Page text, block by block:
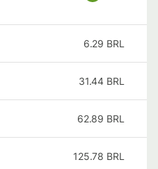
6.29 BRL
31.44 BRL
62.89 BRL
125.78 BRL